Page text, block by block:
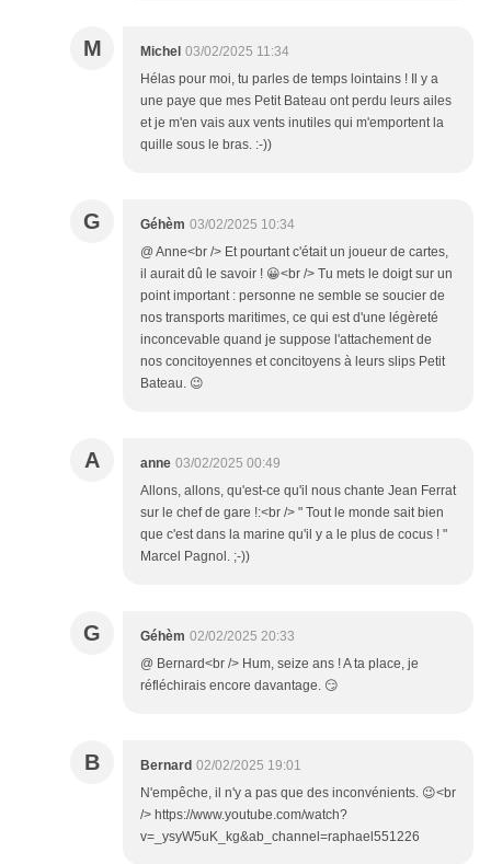
M Michel 03/02/2025 11:34
Hélas pour moi, tu parles de temps lointains ! Il y a
une paye que mes Petit Bateau ont perdu leurs ailes
et je m'en vais aux vents inutiles qui m'emportent la
quille sous le bras. :-))
G Géhèm 03/02/2025 10:34
@ Anne<br /> Et pourtant c'était un joueur de cartes,
il aurait dû le savoir ! 😀<br /> Tu mets le doigt sur un
point important : personne ne semble se soucier de
nos transports maritimes, ce qui est d'une légèreté
inconcevable quand je suppose l'attachement de
nos concitoyennes et concitoyens à leurs slips Petit
Bateau. 😉
A anne 03/02/2025 00:49
Allons, allons, qu'est-ce qu'il nous chante Jean Ferrat
sur le chef de gare !:<br /> " Tout le monde sait bien
que c'est dans la marine qu'il y a le plus de cocus ! "
Marcel Pagnol. ;-))
G Géhèm 02/02/2025 20:33
@ Bernard<br /> Hum, seize ans ! A ta place, je
réfléchirais encore davantage. 😏
B Bernard 02/02/2025 19:01
N'empêche, il n'y a pas que des inconvénients. 😉<br
/> https://www.youtube.com/watch?
v=_ysyW5uK_kg&ab_channel=raphael551226